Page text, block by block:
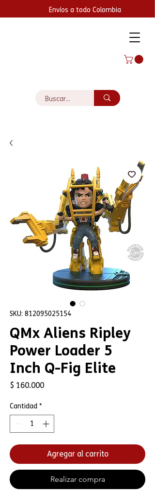
Envíos a todo Colombia
SKU: 812095025154
QMx Aliens Ripley
Power Loader 5
Inch Q-Fig Elite
$ 160.000Precio
Cantidad *
Agregar al carrito
Realizar compra